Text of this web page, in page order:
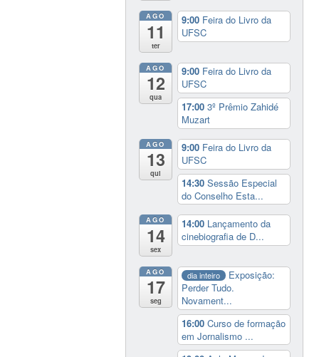
AGO
11
ter
9:00 Feira do Livro da
UFSC
AGO
12
qua
9:00 Feira do Livro da
UFSC
17:003º Prêmio Zahidé
Muzart
AGO
13
qui
9:00 Feira do Livro da
UFSC
14:30Sessão Especial
do Conselho Esta...
AGO
14
sex
14:00 Lançamento da
cinebiografia de D...
AGO
17
seg
dia inteiro
Exposição:
Perder Tudo.
Novament...
16:00Curso de formação
em Jornalismo ...